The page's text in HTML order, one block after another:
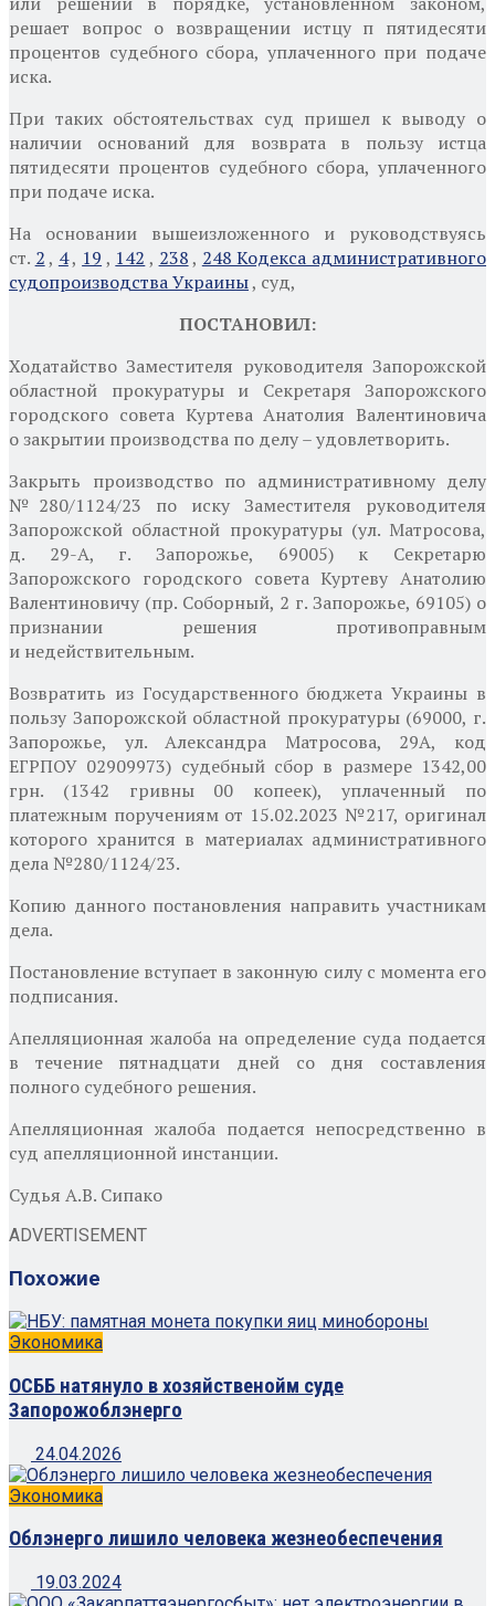
решает вопрос о возвращении истцу п пятидесяти
процентов судебного сбора, уплаченного при подаче
иска.
При таких обстоятельствах суд пришел к выводу о
наличии оснований для возврата в пользу истца
пятидесяти процентов судебного сбора, уплаченного
при подаче иска.
На основании вышеизложенного и руководствуясь
ст. 2, 4, 19 , 142 , 238, 248 Кодекса административного
судопроизводства Украины, суд,
ПОСТАНОВИЛ:
Ходатайство Заместителя руководителя Запорожской
областной прокуратуры и Секретаря Запорожского
городского совета Куртева Анатолия Валентиновича
озакрытии производства по делу – удовлетворить.
Закрыть производство по административному делу
№280/1124/23 по иску Заместителя руководителя
Запорожской областной прокуратуры (ул. Матросова,
д. 29-А, г. Запорожье, 69005) к Секретарю
Запорожского городского совета Куртеву Анатолию
Валентиновичу (пр. Соборный, 2 г. Запорожье, 69105) о
признании решения противоправным
и недействительным.
Возвратить из Государственного бюджета Украины в
пользу Запорожской областной прокуратуры (69000, г.
Запорожье, ул. Александра Матросова, 29А, код
ЕГРПОУ 02909973) судебный сбор в размере 1342,00
грн. (1342 гривны 00 копеек), уплаченный по
платежным поручениям от 15.02.2023 №217, оригинал
которого хранится в материалах административного
дела №280/1124/23.
Копию данного постановления направить участникам
дела.
Постановление вступает в законную силу с момента его
подписания.
Апелляционная жалоба на определение суда подается
в течение пятнадцати дней со дня составления
полного судебного решения.
Апелляционная жалоба подается непосредственно в
суд апелляционной инстанции.
Судья А.В. Сипако
ADVERTISEMENT
Похожие
Экономика
ОСББ натянуло в хозяйственойм суде
Запорожоблэнерго
24.04.2026
Экономика
Облэнерго лишило человека жезнеобеспечения
19.03.2024